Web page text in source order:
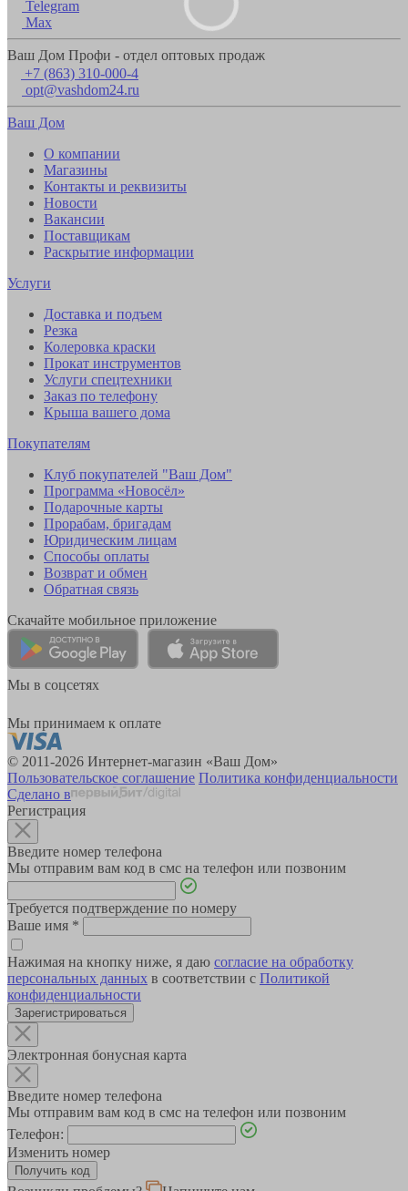
Telegram
Max
Ваш Дом Профи - отдел оптовых продаж
+7 (863) 310-000-4
opt@vashdom24.ru
Ваш Дом
О компании
Магазины
Контакты и реквизиты
Новости
Вакансии
Поставщикам
Раскрытие информации
Услуги
Доставка и подъем
Резка
Колеровка краски
Прокат инструментов
Услуги спецтехники
Заказ по телефону
Крыша вашего дома
Покупателям
Клуб покупателей "Ваш Дом"
Программа «Новосёл»
Подарочные карты
Прорабам, бригадам
Юридическим лицам
Способы оплаты
Возврат и обмен
Обратная связь
Скачайте мобильное приложение
Мы в соцсетях
Мы принимаем к оплате
© 2011-2026 Интернет-магазин «Ваш Дом»
Пользовательское соглашение Политика конфиденциальности
Сделано в
Регистрация
Введите номер телефона
Мы отправим вам код в смс на телефон или позвоним
Требуется подтверждение по номеру
Ваше имя *
Нажимая на кнопку ниже, я даю согласие на обработку
персональных данных в соответствии с Политикой
конфиденциальности
Зарегистрироваться
Электронная бонусная карта
Введите номер телефона
Мы отправим вам код в смс на телефон или позвоним
Телефон:
Изменить номер